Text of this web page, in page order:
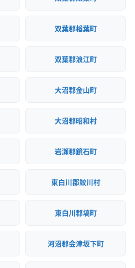
双葉郡楢葉町
双葉郡浪江町
大沼郡金山町
大沼郡昭和村
岩瀬郡鏡石町
東白川郡鮫川村
東白川郡塙町
河沼郡会津坂下町